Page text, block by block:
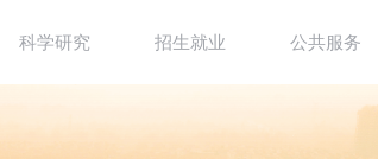
科学研究 招生就业 公共服务